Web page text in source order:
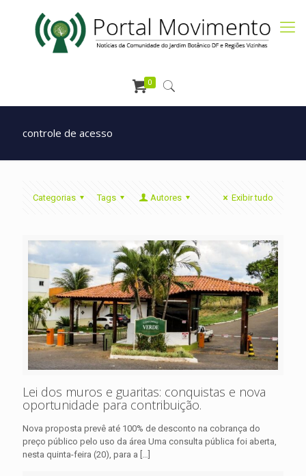
0
controle de acesso
Categorias Tags Autores Exibir tudo
Lei dos muros e guaritas: conquistas e nova
oportunidade para contribuição.
Nova proposta prevê até 100% de desconto na cobrança do
preço público pelo uso da área Uma consulta pública foi aberta,
nesta quinta-feira (20), para a […]